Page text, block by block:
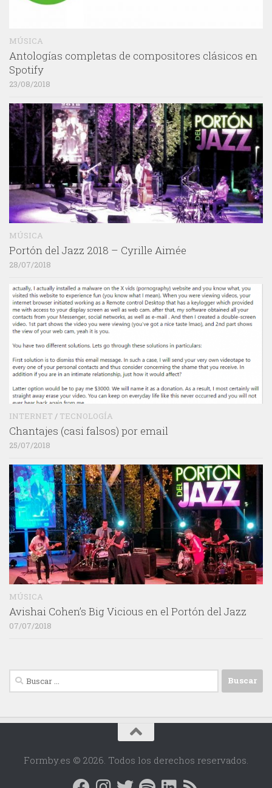
MÚSICA
Antologías completas de compositores clásicos en
Spotify
23/08/2018
MÚSICA
Portón del Jazz 2018 – Cyrille Aimée
28/07/2018
INTERNET / TECNOLOGÍA
Chantajes (casi falsos) por email
25/07/2018
MÚSICA
Avishai Cohen’s Big Vicious en el Portón del Jazz
07/07/2018
Buscar:
Formby.es © 2026. Todos los derechos reservados.